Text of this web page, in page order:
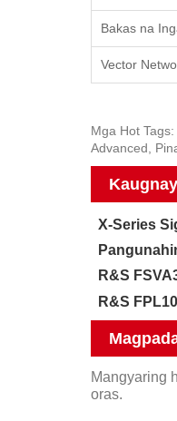
Bakas na
Vector
Mga Hot
Advanced,
X-Series
R&S
R&S
Mangyaring
oras.